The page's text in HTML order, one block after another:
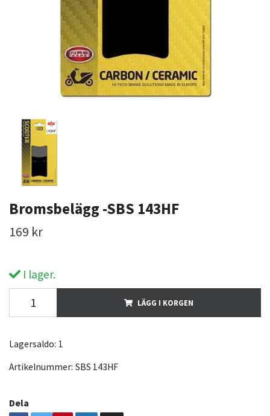
Bromsbelägg -SBS 143HF
169 kr
I lager.
LÄGG I KORGEN
Lagersaldo: 1
Artikelnummer: SBS 143HF
Dela